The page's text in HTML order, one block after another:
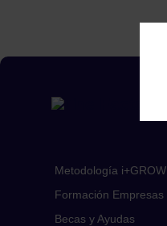
Metodología i+GROW
Formación Empresas
Becas y Ayudas